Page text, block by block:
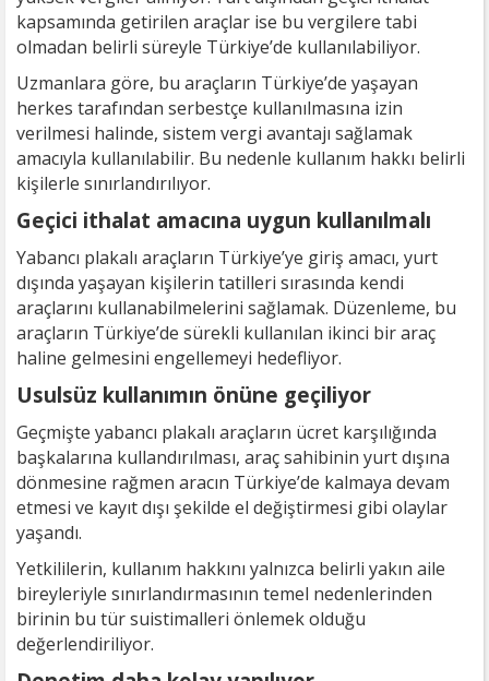
kapsamında getirilen araçlar ise bu vergilere tabi
olmadan belirli süreyle Türkiye’de kullanılabiliyor.
Uzmanlara göre, bu araçların Türkiye’de yaşayan
herkes tarafından serbestçe kullanılmasına izin
verilmesi halinde, sistem vergi avantajı sağlamak
amacıyla kullanılabilir. Bu nedenle kullanım hakkı belirli
kişilerle sınırlandırılıyor.
Geçici ithalat amacına uygun kullanılmalı
Yabancı plakalı araçların Türkiye’ye giriş amacı, yurt
dışında yaşayan kişilerin tatilleri sırasında kendi
araçlarını kullanabilmelerini sağlamak. Düzenleme, bu
araçların Türkiye’de sürekli kullanılan ikinci bir araç
haline gelmesini engellemeyi hedefliyor.
Usulsüz kullanımın önüne geçiliyor
Geçmişte yabancı plakalı araçların ücret karşılığında
başkalarına kullandırılması, araç sahibinin yurt dışına
dönmesine rağmen aracın Türkiye’de kalmaya devam
etmesi ve kayıt dışı şekilde el değiştirmesi gibi olaylar
yaşandı.
Yetkililerin, kullanım hakkını yalnızca belirli yakın aile
bireyleriyle sınırlandırmasının temel nedenlerinden
birinin bu tür suistimalleri önlemek olduğu
değerlendiriliyor.